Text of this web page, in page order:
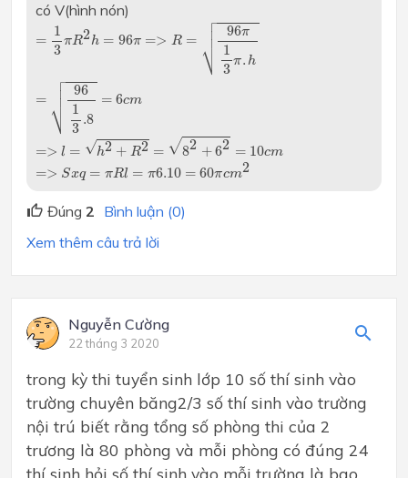
có V(hình nón)
=
1
3
πR2h = 96π => R = 


⎷
96π
1
3
π. h
= 


⎷
96
1
3
.8
= 6cm
3 π 96π 13π.h=96
=> l = √h2 + R2 = √82 +62 = 10cm
= h2 R2=82+6 10cm
=> Sxq = πRl = π6.10 = 60πcm2
=> Sx πR π 6.10 60π m 2
Đúng 2 Bình luận (0)
Xem thêm câu trả lời
Nguyễn Cường
22 tháng 3 2020
trong kỳ thi tuyển sinh lớp 10 số thí sinh vào
trường chuyên băng2/3 số thí sinh vào trường
nội trú biết rằng tổng số phòng thi của 2
trương là 80 phòng và mỗi phòng có đúng 24
thí sinh hỏi số thí sinh vào mỗi trường là bao